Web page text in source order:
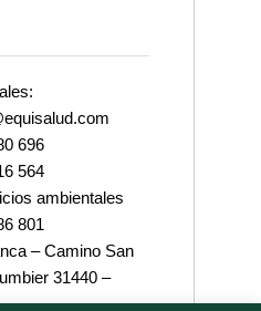
696
564
ambientales
801
– Camino San
31440 –